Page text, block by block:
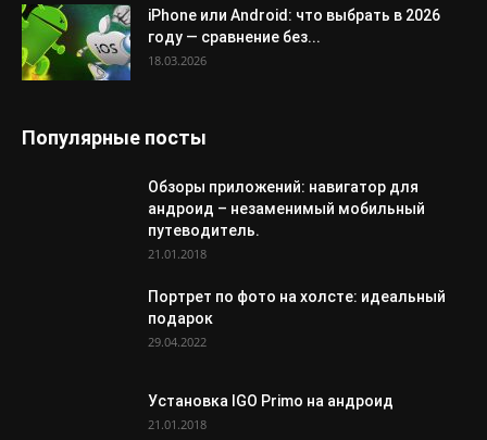
iPhone или Android: что выбрать в 2026
году — сравнение без...
18.03.2026
Популярные посты
Обзоры приложений: навигатор для
андроид – незаменимый мобильный
путеводитель.
21.01.2018
Портрет по фото на холсте: идеальный
подарок
29.04.2022
Установка IGO Primo на андроид
21.01.2018